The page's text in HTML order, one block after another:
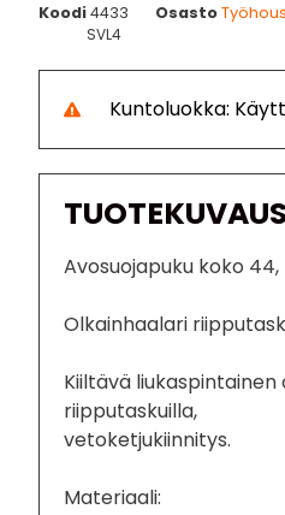
Koodi4433 Osasto
SVL4
Kuntoluokka:
TUOTEKUVAUS
Avosuojapuku koko
Olkainhaalari
Kiiltävä
riipputaskuilla,
vetoketjukiinnitys.
Materiaali: